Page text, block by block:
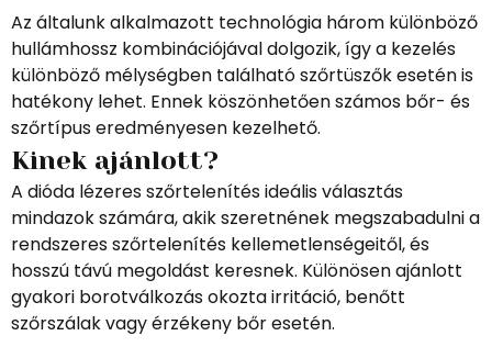
Az általunk alkalmazott technológia három különböző
hullámhossz kombinációjával dolgozik, így a kezelés
különböző mélységben található szőrtüszők esetén is
hatékony lehet. Ennek köszönhetően számos bőr- és
szőrtípus eredményesen kezelhető.
Kinek ajánlott?
A dióda lézeres szőrtelenítés ideális választás
mindazok számára, akik szeretnének megszabadulni a
rendszeres szőrtelenítés kellemetlenségeitől, és
hosszú távú megoldást keresnek. Különösen ajánlott
gyakori borotválkozás okozta irritáció, benőtt
szőrszálak vagy érzékeny bőr esetén.